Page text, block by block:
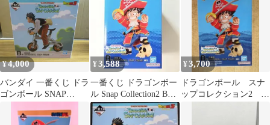
¥4,000
バンダイ 一番くじ ドラ
ゴンボール SNAP
飯 未開封品
¥3,588
一番くじ ドラゴンボー
ル Snap Collection2 B賞
孫悟空
¥3,700
ドラゴンボール スナ
ップコレクション2 B